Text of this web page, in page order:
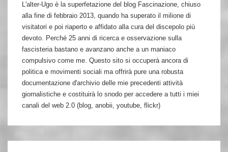
L'alter-Ugo è la superfetazione del blog Fascinazione, chiuso
alla fine di febbraio 2013, quando ha superato il milione di
visitatori e poi riaperto e affidato alla cura del discepolo più
devoto. Perché 25 anni di ricerca e osservazione sulla
fascisteria bastano e avanzano anche a un maniaco
compulsivo come me. Questo sito si occuperà ancora di
politica e movimenti sociali ma offrirà pure una robusta
documentazione d'archivio delle mie precedenti attività
giornalistiche e costituirà lo snodo per accedere a tutti i miei
canali del web 2.0 (blog, anobii, youtube, flickr)